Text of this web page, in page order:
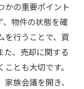
かの重要ポイント
、物件の状態を確
を行うことで、買
た、売却に関する
とも大切です。
族会議を開き、